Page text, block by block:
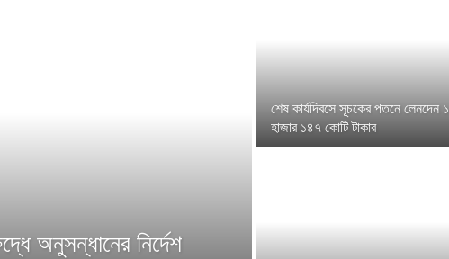
অনুসন্ধানের নির্দেশ
শেষ কার্যদিবসে সূচকের পতনে লেনদেন ১
হাজার ১৪৭ কোটি টাকার